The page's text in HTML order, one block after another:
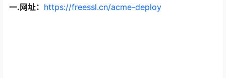
一.网址： https://freessl.cn/acme-deploy